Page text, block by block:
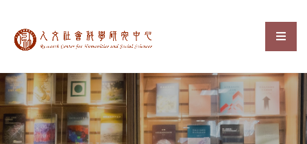
中央研究院人文社會科選
:::